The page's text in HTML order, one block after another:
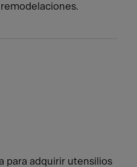
para adquirir utensilios